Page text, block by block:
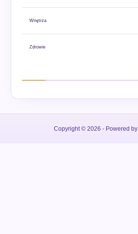
Wnętrza
Zdrowie
Copyright © 2026 - Powered by